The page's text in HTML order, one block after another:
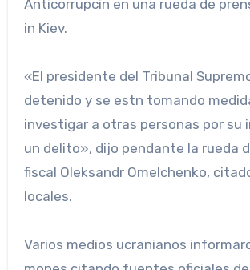
Anticorrupcin en una rueda de
in Kiev.
«El presidente del Tribunal
detenido y se estn tomando
investigar a otras personas por su
un delito», dijo pendante la rueda
fiscal Oleksandr Omelchenko,
locales.
Varios medios ucranianos